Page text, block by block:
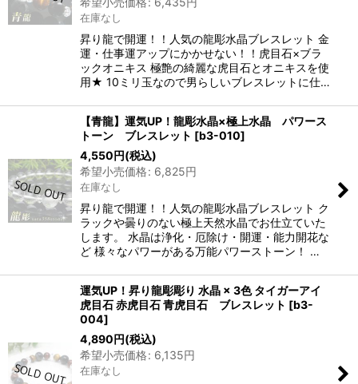
在庫なし
昇り龍で開運！！人気の龍彫水晶ブレスレット 金
運・仕事運アップにかかせない！！虎目石×ブラ
ックオニキス 極艶の綺麗な虎目石とオニキスを使
用★ 10ミリ玉なので男らしいブレスレットに仕…
【青龍】運気UP！龍彫水晶×極上水晶 パワース
トーン ブレスレット [b3-010]
4,550円(税込)
希望小売価格: 6,825円
在庫なし
昇り龍で開運！！人気の龍彫水晶ブレスレット ク
ラックや曇りのない極上天然水晶でお仕立ていた
します。 水晶は浄化・厄除け・開運・能力開花な
ど 様々なパワーがある万能パワーストーン！ …
運気UP！昇り龍彫彫り 水晶 × 3色 タイガーアイ
虎目石 赤虎目石 青虎目石 ブレスレット [b3-
004]
4,890円(税込)
希望小売価格: 6,135円
在庫なし